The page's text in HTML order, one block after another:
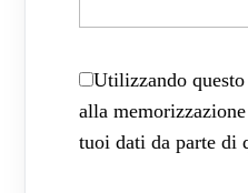
Utilizzando
alla
tuoi dati da parte di